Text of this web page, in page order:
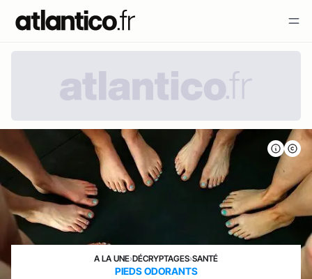
A LA UNE›DÉCRYPTAGES›SANTÉ
PIEDS ODORANTS